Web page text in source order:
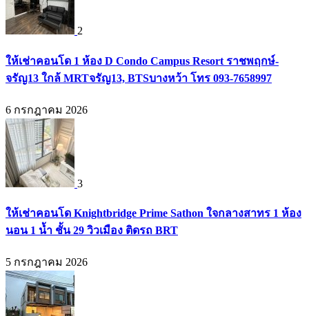
2
ให้เช่าคอนโด 1 ห้อง D Condo Campus Resort ราชพฤกษ์-
จรัญ13 ใกล้ MRTจรัญ13, BTSบางหว้า โทร 093-7658997
6 กรกฎาคม 2026
3
ให้เช่าคอนโด Knightbridge Prime Sathon ใจกลางสาทร 1 ห้อง
นอน 1 น้ำ ชั้น 29 วิวเมือง ติดรถ BRT
5 กรกฎาคม 2026